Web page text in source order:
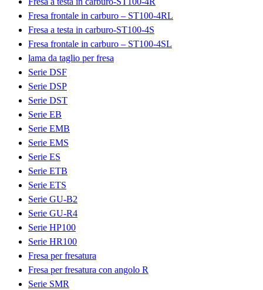
Fresa frontale in carburo – ST100-4RL
Fresa a testa in carburo-ST100-4S
Fresa frontale in carburo – ST100-4SL
lama da taglio per fresa
Serie DSF
Serie DSP
Serie DST
Serie EB
Serie EMB
Serie EMS
Serie ES
Serie ETB
Serie ETS
Serie GU-B2
Serie GU-R4
Serie HP100
Serie HR100
Fresa per fresatura
Fresa per fresatura con angolo R
Serie SMR